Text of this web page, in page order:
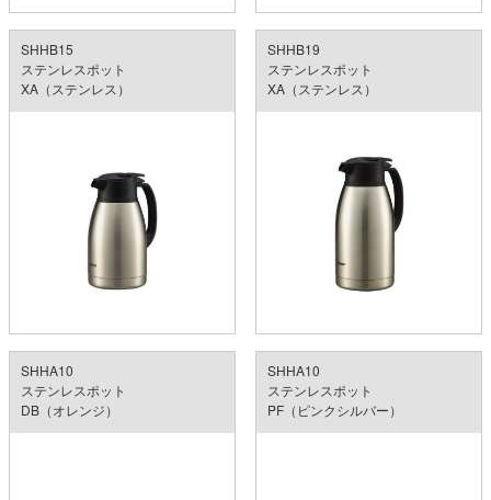
SHHB15
ステンレスポット
XA（ステンレス）
SHHB19
ステンレスポット
XA（ステンレス）
SHHA10
ステンレスポット
DB（オレンジ）
SHHA10
ステンレスポット
PF（ピンクシルバー）